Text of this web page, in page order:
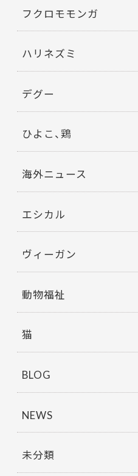
フクロモモンガ
ハリネズミ
デグー
ひよこ、鶏
海外ニュース
エシカル
ヴィーガン
動物福祉
猫
BLOG
NEWS
未分類